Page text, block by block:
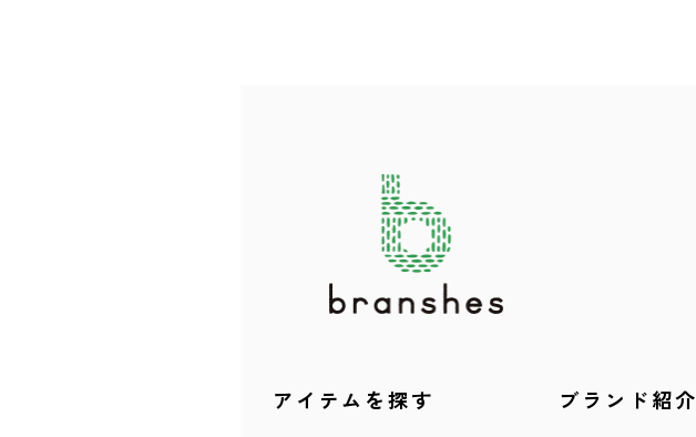
アイテムを探す ブランド紹介